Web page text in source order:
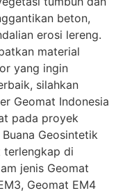
beton,
erosi lereng.
material
yang ingin
silahkan
Geomat Indonesia
pada proyek
Geosintetik
terlengkap di
jenis Geomat
Geomat EM4